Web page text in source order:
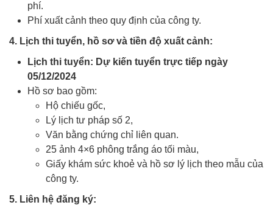
phí.
Phí xuất cảnh theo quy định của công ty.
4. Lịch thi tuyển, hồ sơ và tiền độ xuất cảnh:
Lịch thi tuyển: Dự kiến tuyển trực tiếp ngày
05/12/2024
Hồ sơ bao gồm:
Hộ chiếu gốc,
Lý lịch tư pháp số 2,
Văn bằng chứng chỉ liên quan.
25 ảnh 4×6 phông trắng áo tối màu,
Giấy khám sức khoẻ và hồ sơ lý lịch theo mẫu của
công ty.
5. Liên hệ đăng ký: